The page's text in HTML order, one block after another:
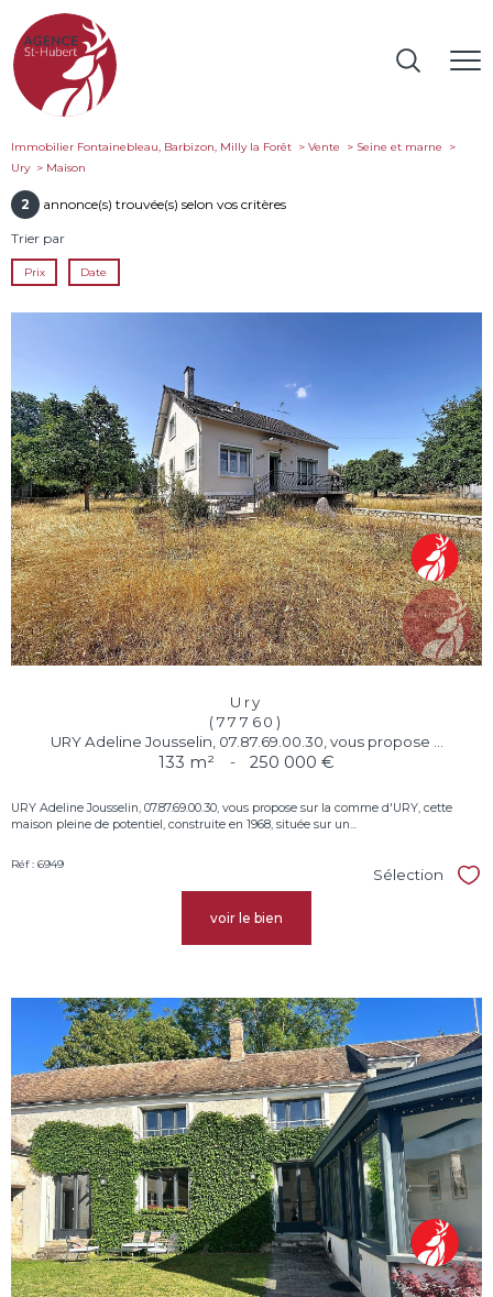
Immobilier Fontainebleau, Barbizon, Milly la Forêt Vente
Seine et marne
Ury
maison
2 annonce(s) trouvée(s) selon vos critères
Trier par
Prix Date
Ury
(77760)
URY Adeline Jousselin, 07.87.69.00.30, vous propose ...
133 m² - 250 000 €
URY Adeline Jousselin, 07.87.69.00.30, vous propose sur la comme d'URY, cette
maison pleine de potentiel, construite en 1968, située sur un...
Réf : 6949
Sélection
voir le bien